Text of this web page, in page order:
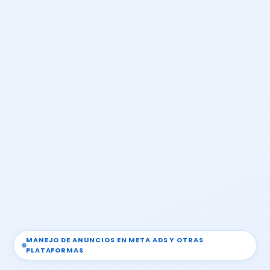
MANEJO DE ANUNCIOS EN META ADS Y OTRAS
PLATAFORMAS